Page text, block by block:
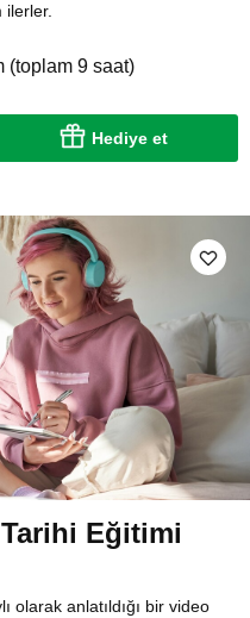
ilerler.
(toplam 9 saat)
Hediye et
Eğitimi
olarak anlatıldığı bir video